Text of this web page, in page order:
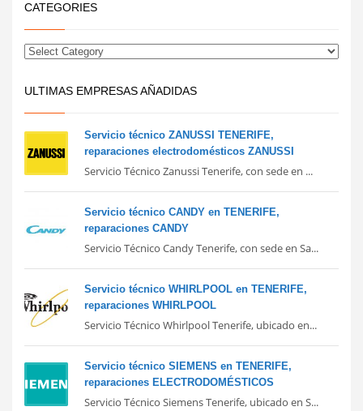
CATEGORIES
ULTIMAS EMPRESAS AÑADIDAS
Servicio técnico ZANUSSI TENERIFE,
reparaciones electrodomésticos ZANUSSI
Servicio Técnico Zanussi Tenerife, con sede en ...
Servicio técnico CANDY en TENERIFE,
reparaciones CANDY
Servicio Técnico Candy Tenerife, con sede en Sa...
Servicio técnico WHIRLPOOL en TENERIFE,
reparaciones WHIRLPOOL
Servicio Técnico Whirlpool Tenerife, ubicado en...
Servicio técnico SIEMENS en TENERIFE,
reparaciones ELECTRODOMÉSTICOS
Servicio Técnico Siemens Tenerife, ubicado en S...